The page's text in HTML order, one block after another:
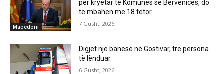
Maqedoni
për kryetar të Komunës së Bërvenicës, do
të mbahen më 18 tetor
7 Gusht, 2026
Digjet një banesë në Gostivar, tre persona
të lënduar
6 Gusht, 2026